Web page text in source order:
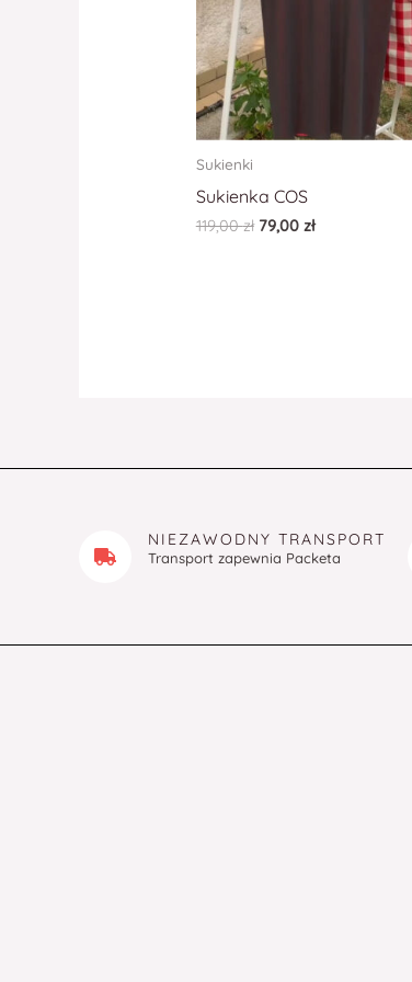
Sukienki
Sukienka COS
119,00zł 79,00 zł
NIEZAWODNY TRANSPORT
Transport zapewnia Packeta